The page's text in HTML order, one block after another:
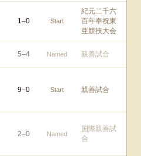
1–0 Start
紀元二千六
百年奉祝東
亜競技大会
5–4 Named 親善試合
9–0 Start 親善試合
2–0 Named
国際親善試
合